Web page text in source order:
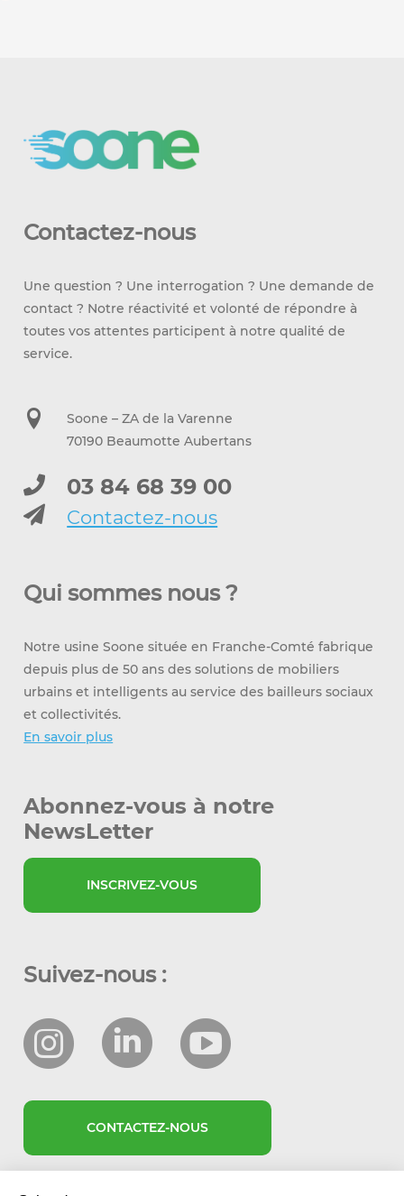
Contactez-nous
Une question ? Une interrogation ? Une demande de
contact ? Notre réactivité et volonté de répondre à
toutes vos attentes participent à notre qualité de
service.
Soone – ZA de la Varenne
70190 Beaumotte Aubertans
03 84 68 39 00
Contactez-nous
Qui sommes nous ?
Notre usine Soone située en Franche-Comté fabrique
depuis plus de 50 ans des solutions de mobiliers
urbains et intelligents au service des bailleurs sociaux
et collectivités.
En savoir plus
Abonnez-vous à notre
NewsLetter
INSCRIVEZ-VOUS
Suivez-nous :
CONTACTEZ-NOUS